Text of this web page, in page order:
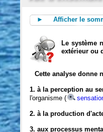
► Afficher le
Le système
extérieur ou
Cette analyse donne
1. à la perception au
l'organisme (
2. à la production
3. aux processus